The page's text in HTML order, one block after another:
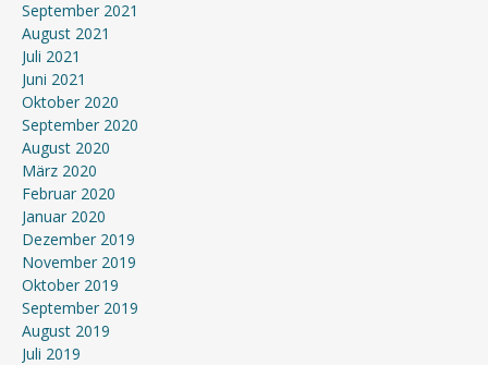
September 2021
August 2021
Juli 2021
Juni 2021
Oktober 2020
September 2020
August 2020
März 2020
Februar 2020
Januar 2020
Dezember 2019
November 2019
Oktober 2019
September 2019
August 2019
Juli 2019